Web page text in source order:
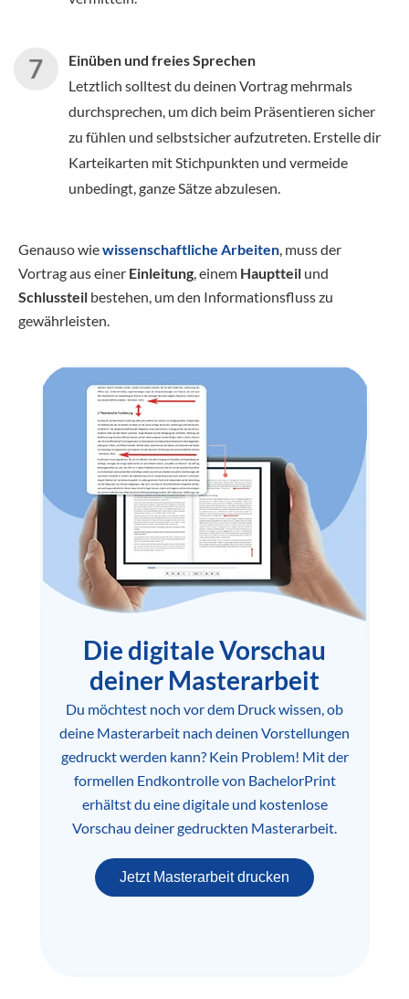
Einüben und freies Sprechen
Letztlich solltest du deinen Vortrag mehrmals
durchsprechen, um dich beim Präsentieren sicher
zu fühlen und selbstsicher aufzutreten. Erstelle dir
Karteikarten mit Stichpunkten und vermeide
unbedingt, ganze Sätze abzulesen.
Genauso wiewissenschaftliche Arbeiten, muss der
Vortrag aus einer Einleitung, einem Hauptteil und
Schlussteil bestehen, um den Informationsfluss zu
gewährleisten.
Die digitale Vorschau
deiner Masterarbeit
Du möchtest noch vor dem Druck wissen, ob
deine Masterarbeit nach deinen Vorstellungen
gedruckt werden kann? Kein Problem! Mit der
formellen Endkontrolle von BachelorPrint
erhältst du eine digitale und kostenlose
Vorschau deiner gedruckten Masterarbeit.
Jetzt Masterarbeit drucken